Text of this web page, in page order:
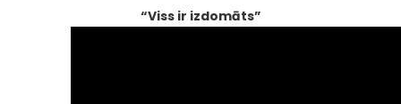
“Viss ir izdomāts”